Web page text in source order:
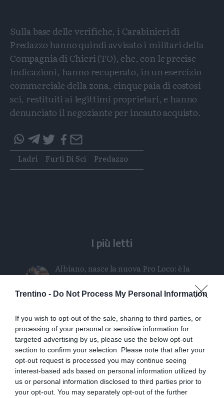
Trentino - Do Not Process My Personal Information
If you wish to opt-out of the sale, sharing to third parties, or
processing of your personal or sensitive information for
targeted advertising by us, please use the below opt-out
section to confirm your selection. Please note that after your
opt-out request is processed you may continue seeing
interest-based ads based on personal information utilized by
us or personal information disclosed to third parties prior to
your opt-out. You may separately opt-out of the further
Sulla base delle verifiche, i Carabinieri di
Predazzo hanno quindi avvisato i militari della
Compagnia di Chieri (TO), che, con le precise
indicazioni, hanno recuperato, in un esercizio
commerciale della zona, cinque paia di costosi
sci, restituiti ai legittimi proprietari, e hanno
denunciato il negoziante per incauto acquisto.
questo
articolo
su
questo
articolo
su
Tags
Ladri Furti Di Sci Predazzo
I più letti
Albiano, nasce la nuova Pro Loco: è la
14ª affiliata in Trentino nel 2026
Presanella: soccorsa una cordata di
quattro persone
Stasera a Folgaria il docufilm sul
bombardamento di S.Ilario
Orsi, un chilometro in 15 minuti: «Le